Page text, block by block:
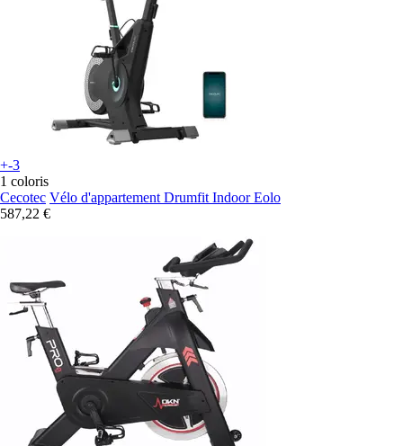
+-3
1 coloris
Cecotec Vélo d'appartement Drumfit Indoor Eolo
587,22 €